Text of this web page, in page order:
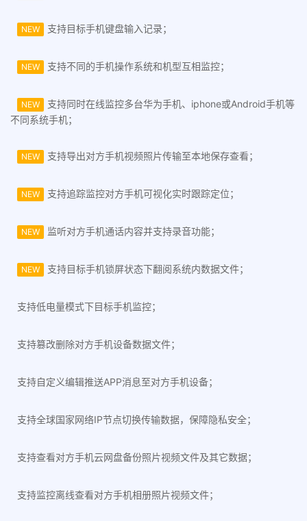
NEW 支持目标手机键盘输入记录；
NEW 支持不同的手机操作系统和机型互相监控；
NEW
支持同时在线监控多台华为手机、iphone或Android手机等
不同系统手机；
NEW 支持导出对方手机视频照片传输至本地保存查看；
NEW 支持追踪监控对方手机可视化实时跟踪定位；
NEW 监听对方手机通话内容并支持录音功能；
NEW 支持目标手机锁屏状态下翻阅系统内数据文件；
支持低电量模式下目标手机监控；
支持篡改删除对方手机设备数据文件；
支持自定义编辑推送APP消息至对方手机设备；
支持全球国家网络IP节点切换传输数据，保障隐私安全；
支持查看对方手机云网盘备份照片视频文件及其它数据；
支持监控离线查看对方手机相册照片视频文件；